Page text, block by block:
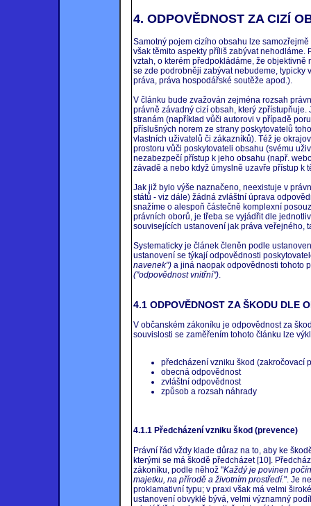
4. ODPOVĚDNOST ZA CIZÍ
Samotný pojem cizího obsahu lze
však těmito aspekty příliš zabývat
vztah, o kterém předpokládáme, že
se zde podrobněji zabývat nebudeme, typicky
práva, práva hospodářské soutěže apod.).
V článku bude zvažován zejména rozsah
právně závadný cizí obsah, který
stranám (například vůči autorovi v případě
příslušných norem ze strany poskytovatelů
vlastních uživatelů či zákazníků). Též je
prostoru vůči poskytovateli obsahu (svému
nezabezpečí přístup k jeho obsahu (např.
závadě a nebo když úmyslně uzavře přístup k
Jak již bylo výše naznačeno, neexistuje v
států - viz dále) žádná zvláštní úprava
snažíme o alespoň částečně komplexní
právních oborů, je třeba se vyjádřit dle
souvisejících ustanovení jak práva veřejného,
Systematicky je článek členěn podle
ustanovení se týkají odpovědnosti
navenek") a jiná naopak odpovědnosti tohoto
("odpovědnost vnitřní")
4.1 ODPOVĚDNOST ZA ŠKODU DLE
V občanském zákoníku je odpovědnost za
souvislosti se zaměřením tohoto článku lze
předcházení vzniku škod (zakročovací
obecná odpovědnost
zvláštní odpovědnost
způsob a rozsah náhrady
4.1.1 Předcházení vzniku škod (prevence)
Právní řád vždy klade důraz na to, aby ke
kterými se má škodě předcházet [10].
zákoníku, podle něhož "Každý je povinen
majetku, na přírodě a životním prostředí.". Je
proklamativní typu; v praxi však má velmi
ustanovení obvyklé bývá, velmi významný